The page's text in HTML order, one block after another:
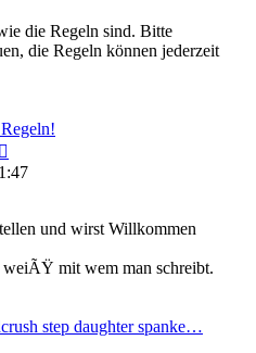
die Regeln sind. Bitte
die Regeln können jederzeit
Beitrag
und wirst Willkommen
mit wem man schreibt.
step daughter spanke…